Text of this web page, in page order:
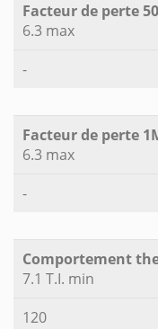
Facteur de perte
6.3 max
-
Facteur de perte
6.3 max
-
Comportement
7.1 T.I. min
120